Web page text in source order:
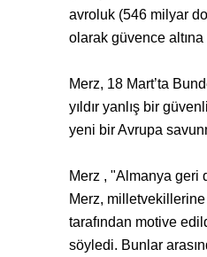
avroluk (546 milyar
olarak güvence
Merz, 18 Mart’ta
yıldır yanlış bir
yeni bir Avrupa
Merz , "Almanya geri
Merz,
tarafından motive
söyledi. Bunlar